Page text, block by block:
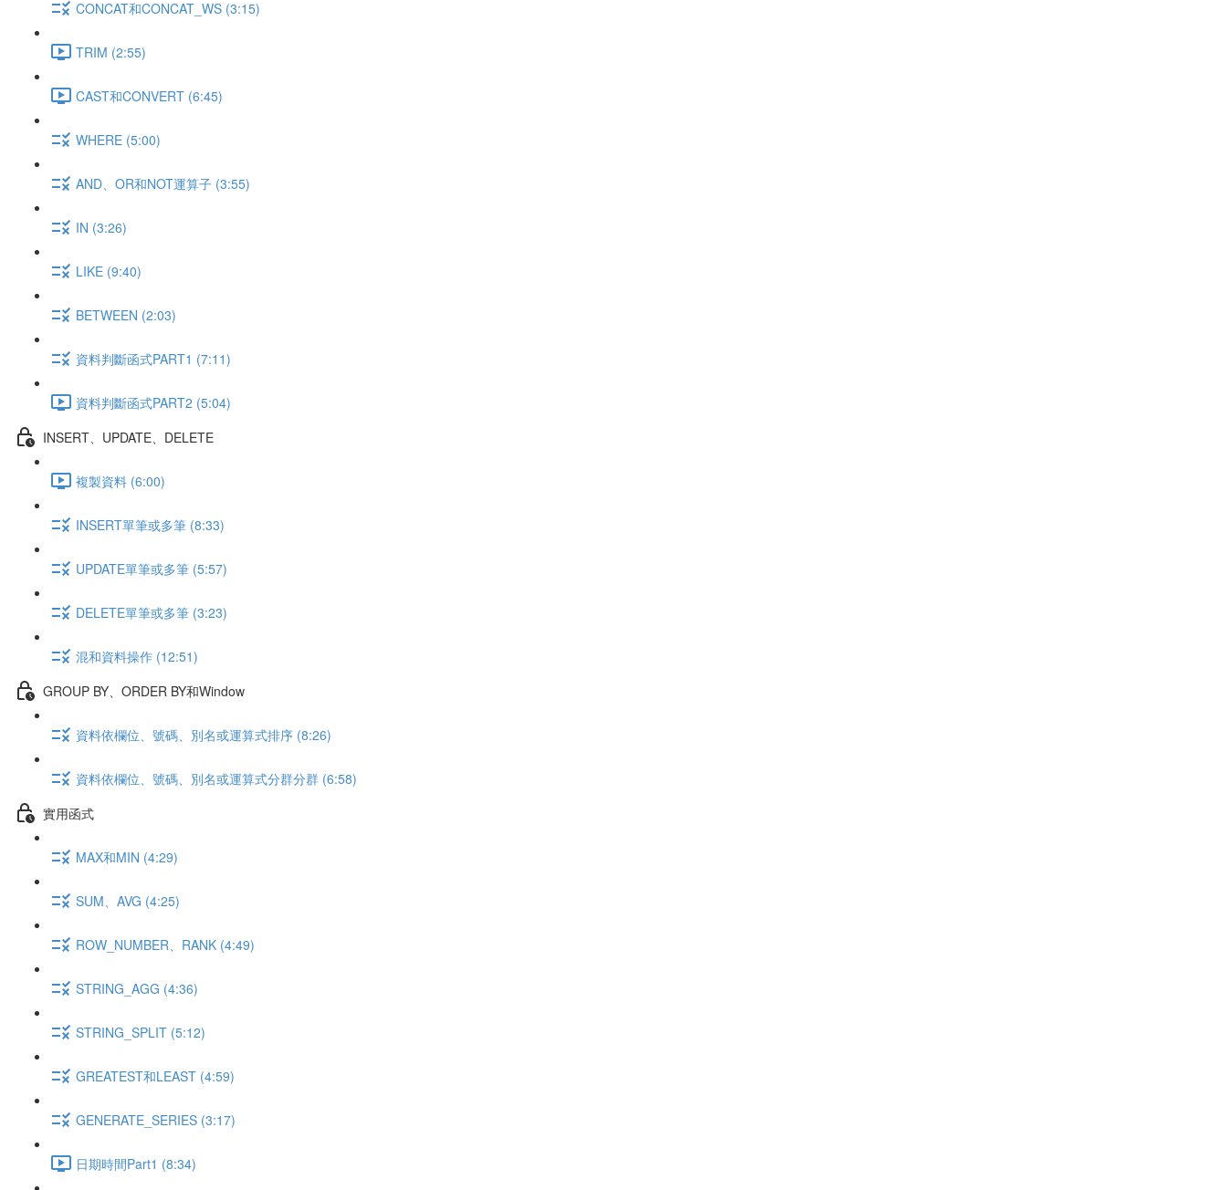
CONCAT和CONCAT_WS (3:15)
TRIM (2:55)
CAST和CONVERT (6:45)
WHERE (5:00)
AND、OR和NOT運算子 (3:55)
IN (3:26)
LIKE (9:40)
BETWEEN (2:03)
資料判斷函式PART1 (7:11)
資料判斷函式PART2 (5:04)
INSERT、UPDATE、DELETE
複製資料 (6:00)
INSERT單筆或多筆 (8:33)
UPDATE單筆或多筆 (5:57)
DELETE單筆或多筆 (3:23)
混和資料操作 (12:51)
GROUP BY、ORDER BY和Window
資料依欄位、號碼、別名或運算式排序 (8:26)
資料依欄位、號碼、別名或運算式分群分群 (6:58)
實用函式
MAX和MIN (4:29)
SUM、AVG (4:25)
ROW_NUMBER、RANK (4:49)
STRING_AGG (4:36)
STRING_SPLIT (5:12)
GREATEST和LEAST (4:59)
GENERATE_SERIES (3:17)
日期時間Part1 (8:34)